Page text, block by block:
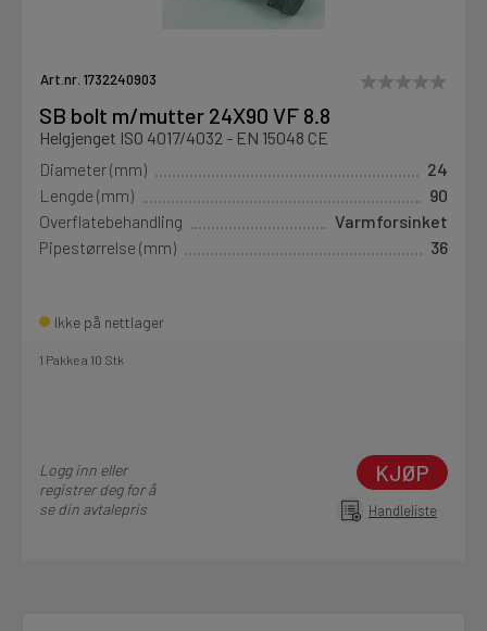
Art.nr. 1732240903
SB bolt m/mutter 24X90 VF 8.8
Helgjenget ISO 4017/4032 - EN 15048 CE
Diameter (mm)
24
Lengde (mm)
90
Overflatebehandling
Varmforsinket
Pipestørrelse (mm)
36
Ikke på nettlager
1 Pakke a 10 Stk
Logg inn eller
registrer deg for å
se din avtalepris
KJØP
Handleliste